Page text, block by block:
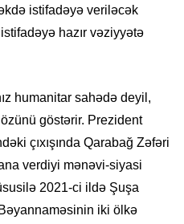
istifadəyə veriləcək
hazır vəziyyətə
humanitar sahədə deyil,
göstərir. Prezident
çıxışında Qarabağ Zəfəri
verdiyi mənəvi-siyasi
2021-ci ildə Şuşa
iki ölkə